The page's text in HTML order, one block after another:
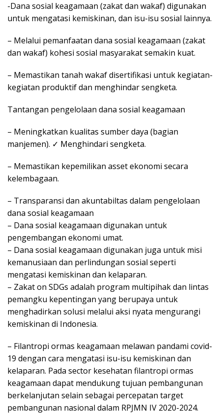
-Dana sosial keagamaan (zakat dan wakaf) digunakan
untuk mengatasi kemiskinan, dan isu-isu sosial lainnya.
– Melalui pemanfaatan dana sosial keagamaan (zakat
dan wakaf) kohesi sosial masyarakat semakin kuat.
– Memastikan tanah wakaf disertifikasi untuk kegiatan-
kegiatan produktif dan menghindar sengketa.
Tantangan pengelolaan dana sosial keagamaan
– Meningkatkan kualitas sumber daya (bagian
manjemen). ✓ Menghindari sengketa.
– Memastikan kepemilikan asset ekonomi secara
kelembagaan.
– Transparansi dan akuntabiltas dalam pengelolaan
dana sosial keagamaan
– Dana sosial keagamaan digunakan untuk
pengembangan ekonomi umat.
– Dana sosial keagamaan digunakan juga untuk misi
kemanusiaan dan perlindungan sosial seperti
mengatasi kemiskinan dan kelaparan.
– Zakat on SDGs adalah program multipihak dan lintas
pemangku kepentingan yang berupaya untuk
menghadirkan solusi melalui aksi nyata mengurangi
kemiskinan di Indonesia.
– Filantropi ormas keagamaan melawan pandami covid-
19 dengan cara mengatasi isu-isu kemiskinan dan
kelaparan. Pada sector kesehatan filantropi ormas
keagamaan dapat mendukung tujuan pembangunan
berkelanjutan selain sebagai percepatan target
pembangunan nasional dalam RPJMN IV 2020-2024.